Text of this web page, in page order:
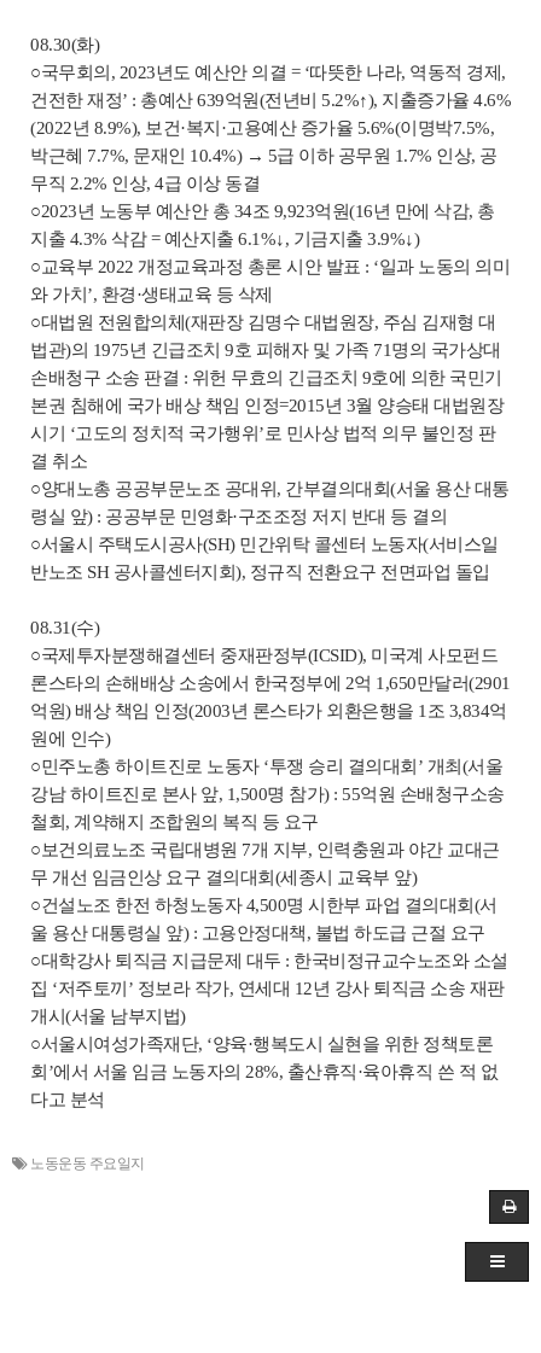
08.30(화)
○국무회의, 2023년도 예산안 의결 = ‘따뜻한 나라, 역동적 경제,
건전한 재정’ : 총예산 639억원(전년비 5.2%↑), 지출증가율 4.6%
(2022년 8.9%), 보건·복지·고용예산 증가율 5.6%(이명박7.5%,
박근혜 7.7%, 문재인 10.4%) → 5급 이하 공무원 1.7% 인상, 공
무직 2.2% 인상, 4급 이상 동결
○2023년 노동부 예산안 총 34조 9,923억원(16년 만에 삭감, 총
지출 4.3% 삭감 = 예산지출 6.1%↓, 기금지출 3.9%↓)
○교육부 2022 개정교육과정 총론 시안 발표 : ‘일과 노동의 의미
와 가치’, 환경·생태교육 등 삭제
○대법원 전원합의체(재판장 김명수 대법원장, 주심 김재형 대
법관)의 1975년 긴급조치 9호 피해자 및 가족 71명의 국가상대
손배청구 소송 판결 : 위헌 무효의 긴급조치 9호에 의한 국민기
본권 침해에 국가 배상 책임 인정=2015년 3월 양승태 대법원장
시기 ‘고도의 정치적 국가행위’로 민사상 법적 의무 불인정 판
결 취소
○양대노총 공공부문노조 공대위, 간부결의대회(서울 용산 대통
령실 앞) : 공공부문 민영화·구조조정 저지 반대 등 결의
○서울시 주택도시공사(SH) 민간위탁 콜센터 노동자(서비스일
반노조 SH 공사콜센터지회), 정규직 전환요구 전면파업 돌입
08.31(수)
○국제투자분쟁해결센터 중재판정부(ICSID), 미국계 사모펀드
론스타의 손해배상 소송에서 한국정부에 2억 1,650만달러(2901
억원) 배상 책임 인정(2003년 론스타가 외환은행을 1조 3,834억
원에 인수)
○민주노총 하이트진로 노동자 ‘투쟁 승리 결의대회’ 개최(서울
강남 하이트진로 본사 앞, 1,500명 참가) : 55억원 손배청구소송
철회, 계약해지 조합원의 복직 등 요구
○보건의료노조 국립대병원 7개 지부, 인력충원과 야간 교대근
무 개선 임금인상 요구 결의대회(세종시 교육부 앞)
○건설노조 한전 하청노동자 4,500명 시한부 파업 결의대회(서
울 용산 대통령실 앞) : 고용안정대책, 불법 하도급 근절 요구
○대학강사 퇴직금 지급문제 대두 : 한국비정규교수노조와 소설
집 ‘저주토끼’ 정보라 작가, 연세대 12년 강사 퇴직금 소송 재판
개시(서울 남부지법)
○서울시여성가족재단, ‘양육·행복도시 실현을 위한 정책토론
회’에서 서울 임금 노동자의 28%, 출산휴직·육아휴직 쓴 적 없
다고 분석
노동운동 주요일지